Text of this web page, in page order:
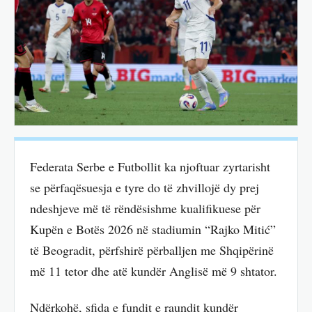
Federata Serbe e Futbollit ka njoftuar zyrtarisht
se përfaqësuesja e tyre do të zhvillojë dy prej
ndeshjeve më të rëndësishme kualifikuese për
Kupën e Botës 2026 në stadiumin “Rajko Mitić”
të Beogradit, përfshirë përballjen me Shqipërinë
më 11 tetor dhe atë kundër Anglisë më 9 shtator.
Ndërkohë, sfida e fundit e raundit kundër